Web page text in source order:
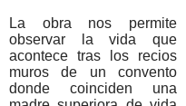
La obra nos permite
observar la vida que
acontece tras los recios
muros de un convento
donde coinciden una